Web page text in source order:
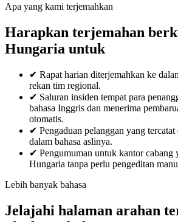
Apa yang kami terjemahkan
Harapkan terjemahan
Hungaria untuk
✔ Rapat harian diterjemahkan ke
rekan tim regional.
✔ Saluran insiden tempat para
bahasa Inggris dan menerima
otomatis.
✔ Pengaduan pelanggan yang
dalam bahasa aslinya.
✔ Pengumuman untuk kantor
Hungaria tanpa perlu pengeditan
Lebih banyak bahasa
Jelajahi halaman arahan